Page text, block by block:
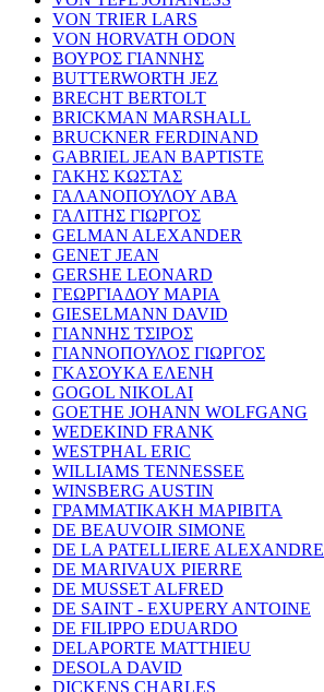
VON TRIER LARS
VON HORVATH ODON
ΒΟΥΡΟΣ ΓΙΑΝΝΗΣ
BUTTERWORTH JEZ
BRECHT BERTOLT
BRICKMAN MARSHALL
BRUCKNER FERDINAND
GABRIEL JEAN BAPTISTE
ΓΑΚΗΣ ΚΩΣΤΑΣ
ΓΑΛΑΝΟΠΟΥΛΟΥ ΑΒΑ
ΓΑΛΙΤΗΣ ΓΙΩΡΓΟΣ
GELMAN ALEXANDER
GENET JEAN
GERSHE LEONARD
ΓΕΩΡΓΙΑΔΟΥ ΜΑΡΙΑ
GIESELMANN DAVID
ΓΙΑΝΝΗΣ ΤΣΙΡΟΣ
ΓΙΑΝΝΟΠΟΥΛΟΣ ΓΙΩΡΓΟΣ
ΓΚΑΣΟΥΚΑ ΕΛΕΝΗ
GOGOL NIKOLAI
GOETHE JOHANN WOLFGANG
WEDEKIND FRANK
WESTPHAL ERIC
WILLIAMS TENNESSEE
WINSBERG AUSTIN
ΓΡΑΜΜΑΤΙΚΑΚΗ ΜΑΡΙΒΙΤΑ
DE BEAUVOIR SIMONE
DE LA PATELLIERE ALEXANDRE
DE MARIVAUX PIERRE
DE MUSSET ALFRED
DE SAINT - EXUPERY ANTOINE
DE FILIPPO EDUARDO
DELAPORTE MATTHIEU
DESOLA DAVID
DICKENS CHARLES